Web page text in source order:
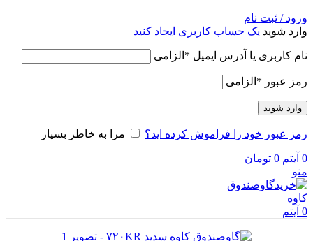
ورود / ثبت نام
وارد شوید یک حساب کاربری ایجاد کنید
نام کاربری یا آدرس ایمیل * الزامی
رمز عبور * الزامی
وارد شوید
رمز عبور خود را فراموش کرده اید؟ مرا به خاطر بسپار
0 آیتم 0 تومان
منو
0 آیتم